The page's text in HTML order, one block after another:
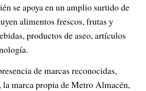
se apoya en un amplio surtido de
alimentos frescos, frutas y
productos de aseo, artículos
de marcas reconocidas,
marca propia de Metro Almacén,